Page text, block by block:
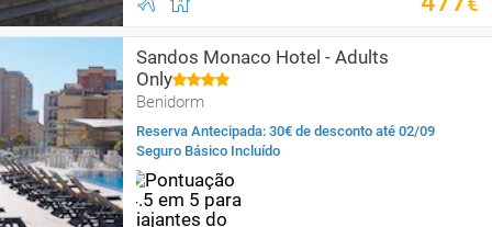
Sandos Monaco Hotel - Adults
Only
Benidorm
Reserva Antecipada: 30€ de desconto até 02/09
Seguro Básico Incluído